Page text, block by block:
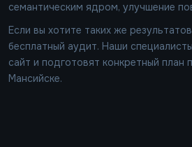
семантическим ядром, улучшение
Если вы хотите таких же
бесплатный аудит. Наши
сайт и подготовят конкретный план
Мансийске.